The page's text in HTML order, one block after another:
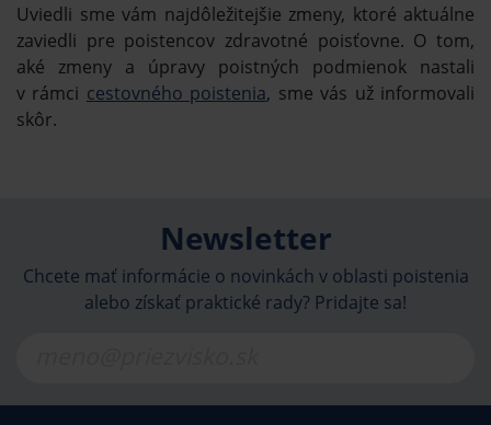
Uviedli sme vám najdôležitejšie zmeny, ktoré aktuálne
zaviedli pre poistencov zdravotné poisťovne. O tom,
aké zmeny a úpravy poistných podmienok nastali
v rámci cestovného poistenia, sme vás už informovali
skôr.
Newsletter
Chcete mať informácie o novinkách v oblasti poistenia
alebo získať praktické rady? Pridajte sa!